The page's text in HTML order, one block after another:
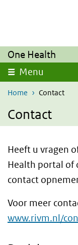
One Health
Menu
Home Contact
Contact
Heeft u vragen
Health portal of
contact
Voor meer
www.rivm.nl/